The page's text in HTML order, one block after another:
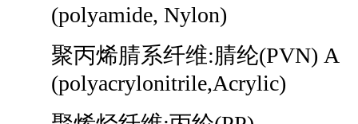
(polyamide, Nylon)
聚丙烯腈系纤维:腈纶(PVN) A
(polyacrylonitrile,Acrylic)